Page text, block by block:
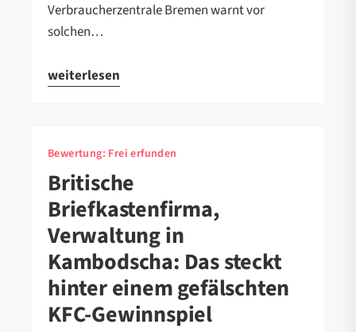
Verbraucherzentrale Bremen warnt vor
solchen…
weiterlesen
Bewertung: Frei erfunden
Britische
Briefkastenfirma,
Verwaltung in
Kambodscha: Das steckt
hinter einem gefälschten
KFC-Gewinnspiel